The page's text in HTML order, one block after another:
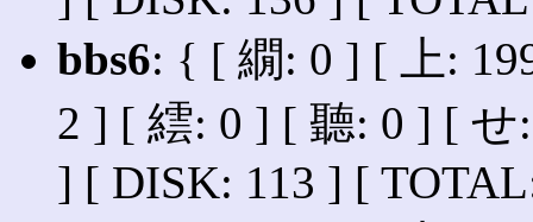
bbs6: { [ 繝: 0 ] [ 上:
2 ] [ 繧: 0 ] [ 聽: 0 ] [
] [ DISK: 113 ] [